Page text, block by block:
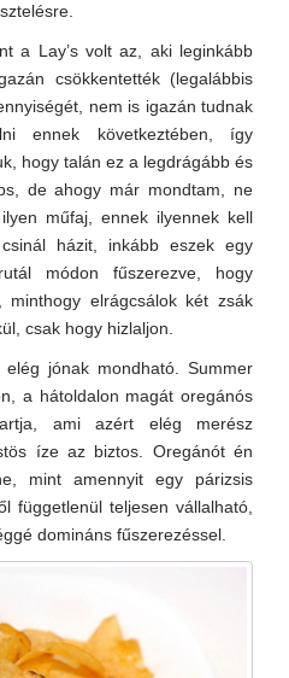
a Lay’s volt az, aki leginkább
csökkentették (legalábbis
nem is igazán tudnak
ennek következtében, így
hogy talán ez a legdrágább és
de ahogy már mondtam, ne
műfaj, ennek ilyennek kell
házit, inkább eszek egy
módon fűszerezve, hogy
elrágcsálok két zsák
csak hogy hizlaljon.
jónak mondható. Summer
a hátoldalon magát oregánós
ami azért elég merész
íze az biztos. Oregánót én
mint amennyit egy párizsis
függetlenül teljesen vállalható,
domináns fűszerezéssel.